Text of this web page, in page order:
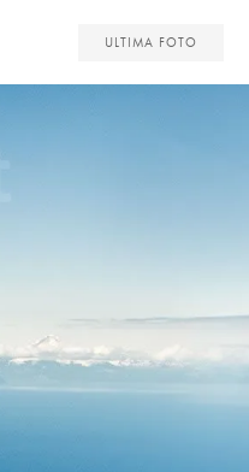
ULTIMA FOTO